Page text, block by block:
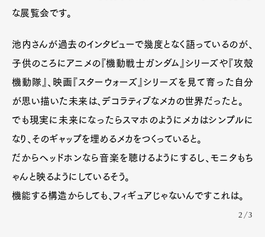
な展覧会です。
池内さんが過去のインタビューで幾度となく語っているのが、
子供のころにアニメの『機動戦士ガンダム』シリーズや『攻殻
機動隊』、映画『スターウォーズ』シリーズを見て育った自分
が思い描いた未来は、デコラティブなメカの世界だったと。
でも現実に未来になったらスマホのようにメカはシンプルに
なり、そのギャップを埋めるメカをつくっていると。
だからヘッドホンなら音楽を聴けるようにするし、モニタもち
ゃんと映るようにしているそう。
機能する構造からしても、フィギュアじゃないんですこれは。
2/3